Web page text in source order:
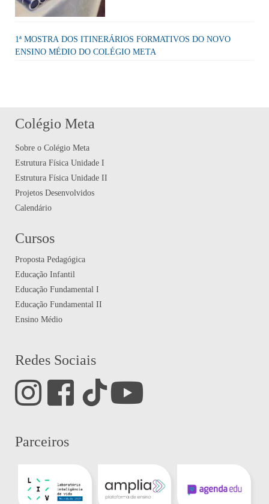
1ª MOSTRA DOS ITINERÁRIOS FORMATIVOS DO NOVO
ENSINO MÉDIO DO COLÉGIO META
Colégio Meta
Sobre o Colégio Meta
Estrutura Física Unidade I
Estrutura Física Unidade II
Projetos Desenvolvidos
Calendário
Cursos
Proposta Pedagógica
Educação Infantil
Educação Fundamental I
Educação Fundamental II
Ensino Médio
Redes Sociais
Parceiros